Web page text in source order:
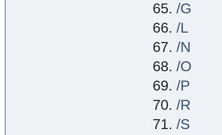
/G
/L
/N
/O
/P
/R
/S